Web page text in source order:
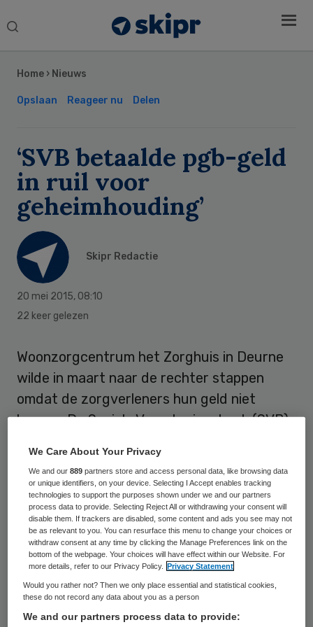
Search
Home › Nieuws
Opslaan Reageer nu Delen
‘SVB betaalde pgb-geld
in ruil voor
geheimhouding’
Skipr Redactie
20 mei 2015, 08:10
22 keer gelezen
Woonzorgcentrum het Zorghuis in Deurne
wilde in maart naar de rechter stappen
omdat de zorgverleners hun geld niet
kregen. De Sociale Verzekeringsbank (SVB)
voorkomen. Hierin werd geheimhouding
afgesproken en directeur Kitty Beelen
beloofde dat ze niets negatiefs of
misleidends over de SVB zou publiceren.
Dit meldt deNOS .
Beelen, die actief is opTwitter
, moest van
de SVB toezeggen dat ze uitsluitend zou
Sidebar
We Care About Your Privacy
We and our889 partners store and access personal data, like browsing data
or unique identifiers, on your device. Selecting I Accept enables tracking
technologies to support the purposes shown under we and our partners
process data to provide. Selecting Reject All or withdrawing your consent will
disable them. If trackers are disabled, some content and ads you see may not
be as relevant to you. You can resurface this menu to change your choices or
withdraw consent at any time by clicking the Manage Preferences link on the
bottom of the webpage. Your choices will have effect within our Website. For
more details, refer to our Privacy Policy.
Privacy Statement
Would you rather not? Then we only place essential and statistical cookies,
these do not record any data about you as a person
We and our partners process data to provide: